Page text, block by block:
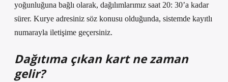
yoğunluğuna bağlı olarak, dağılımlarımız saat 20: 30’a kadar
sürer. Kurye adresiniz söz konusu olduğunda, sistemde kayıtlı
numarayla iletişime geçersiniz.
Dağıtıma çıkan kart ne zaman
gelir?